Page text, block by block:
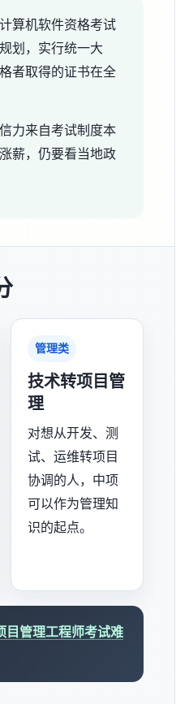
算机软件资格考试
划，实行统一大
者取得的证书在全
力来自考试制度本
薪，仍要看当地政
管理类
技术转项目管
理
对想从开发、测
试、运维转项目
协调的人，中项
可以作为管理知
识的起点。
目管理工程师考试难